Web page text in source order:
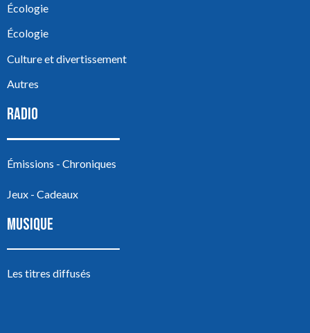
Écologie
Écologie
Culture et divertissement
Autres
RADIO
Émissions - Chroniques
Jeux - Cadeaux
MUSIQUE
Les titres diffusés